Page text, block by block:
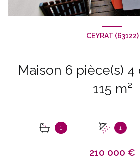
CEYRAT (63122)
Maison 6 pièce(s) 4 chambre(s)
115 m²
1 1
210 000 €